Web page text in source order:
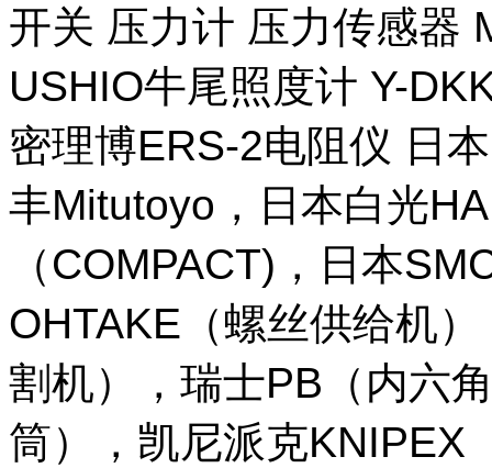
开关 压力计 压力传感器
USHIO牛尾照度计 Y-
密理博ERS-2电阻仪 日
丰Mitutoyo，日本白光
（COMPACT)，日本
OHTAKE（螺丝供给机
割机），瑞士PB（内六
筒），凯尼派克KNIPEX